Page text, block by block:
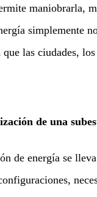
maniobrarla,
simplemente
las ciudades,
de una
de energía se